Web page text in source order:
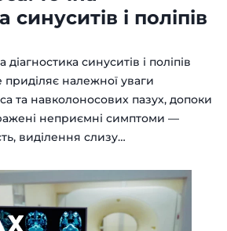
синуситів і поліпів
синуситів і поліпів
приділяє належної уваги
та навколоносових пазух, допоки
неприємні симптоми —
виділення слизу…